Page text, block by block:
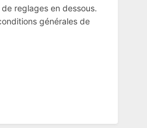
reglages en dessous.
générales de